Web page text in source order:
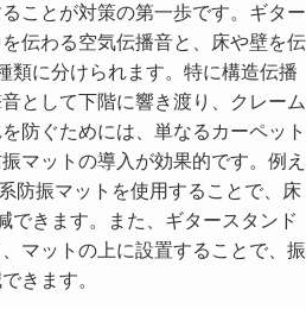
ことが対策の第一歩です。ギター
伝わる空気伝播音と、床や壁を伝
類に分けられます。特に構造伝播
として下階に響き渡り、クレーム
防ぐためには、単なるカーペット
マットの導入が効果的です。例え
防振マットを使用することで、床
できます。また、ギタースタンド
マットの上に設置することで、振
きます。